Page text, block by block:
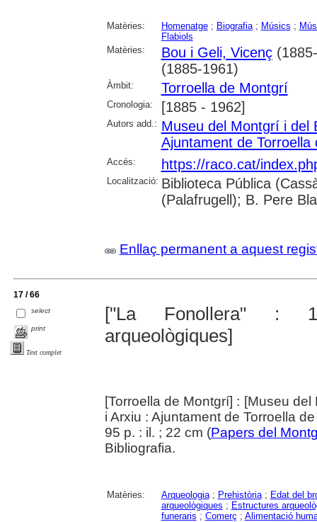
Matèries: Homenatge; Biografia; Músics ;
Flabiols
Matèries:
Bou i Geli, Vicenç
(1885-1961)
Àmbit: Torroella de Montgrí
Cronologia: [1885 - 1962]
Autors add.: Museu del Montgrí i del
Ajuntament de Torroella
Accés: https://raco.cat/
Localització: Biblioteca Pública
(Palafrugell); B. Pere
Enllaç permanent a aquest
17 / 66
select
print
Text complet
["La Fonollera" :
arqueològiques]
[Torroella de Montgrí] : [Museu
i Arxiu : Ajuntament de Torroella
95 p. : il. ; 22 cm (Papers del
Bibliografia.
Matèries: Arqueologia; Prehistòria; Edat del
arqueològiques ; Estructures
funeraris ; Comerç ; Alimentació